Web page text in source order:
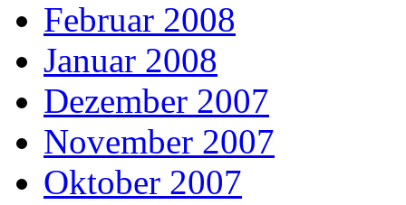
Februar 2008
Januar 2008
Dezember 2007
November 2007
Oktober 2007